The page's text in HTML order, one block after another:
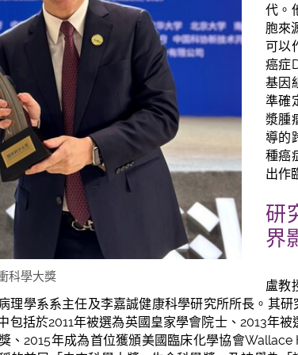
科學大獎
代。
胞來
可以
癌症
基因
準確
漿腫
導的
種癌
出作
研
界
盧教
理學系系主任及李嘉誠健康科學研究所所長。其研
包括於2011年被選為英國皇家學會院士、2013年
、2015年成為首位獲頒美國臨床化學協會